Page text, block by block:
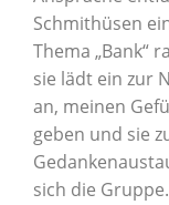
Schmithüsen
Thema „Bank“
sie lädt ein zur
an, meinen
geben und sie
sich die Gruppe.